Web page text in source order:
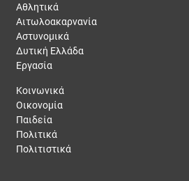
Αθλητικά
Αιτωλοακαρνανία
Αστυνομικά
Δυτική Ελλάδα
Εργασία
Κοινωνικά
Οικονομία
Παιδεία
Πολιτικά
Πολιτιστικά